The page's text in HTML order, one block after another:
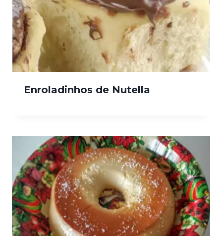
Enroladinhos de Nutella